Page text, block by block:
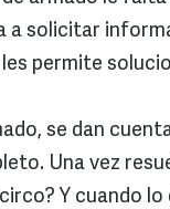
a solicitar
permite
se dan
Una vez
Y cuando